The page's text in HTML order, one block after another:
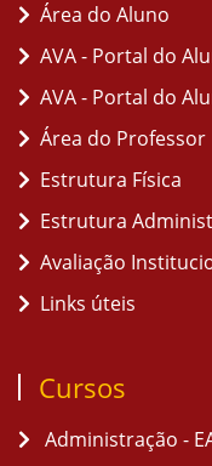
Área do Aluno
AVA - Portal do
AVA - Portal do
Área do Professor
Estrutura Física
Estrutura
Avaliação
Links úteis
Cursos
Administração -